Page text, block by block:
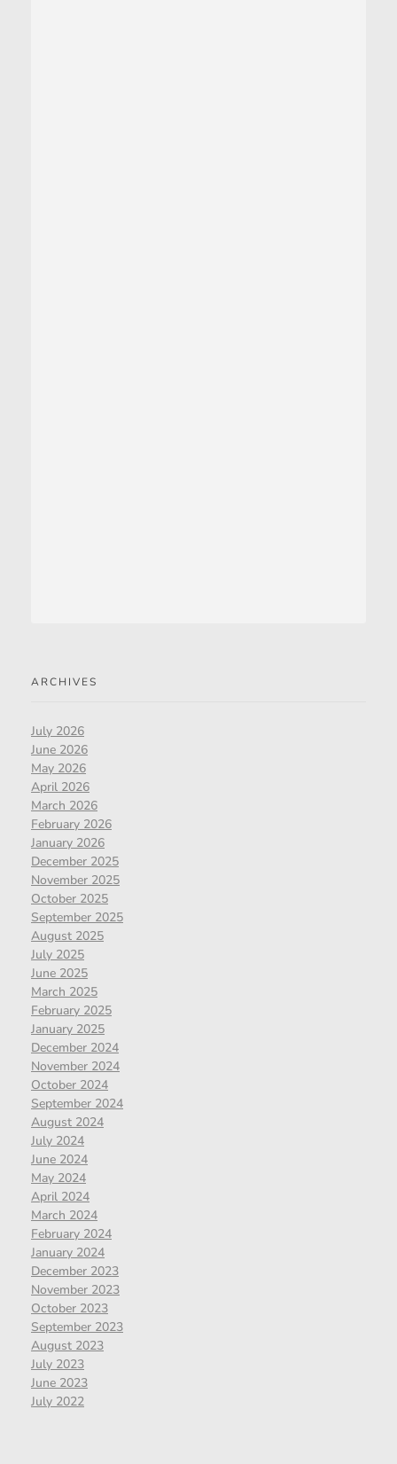
ARCHIVES
July 2026
June 2026
May 2026
April 2026
March 2026
February 2026
January 2026
December 2025
November 2025
October 2025
September 2025
August 2025
July 2025
June 2025
March 2025
February 2025
January 2025
December 2024
November 2024
October 2024
September 2024
August 2024
July 2024
June 2024
May 2024
April 2024
March 2024
February 2024
January 2024
December 2023
November 2023
October 2023
September 2023
August 2023
July 2023
June 2023
July 2022